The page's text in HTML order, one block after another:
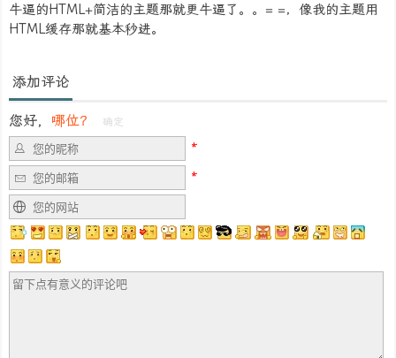
牛逼的HTML+简洁的主题那就更牛逼了。。= =，像我的主题用
HTML缓存那就基本秒进。
添加评论
您好， 哪位？ 确定